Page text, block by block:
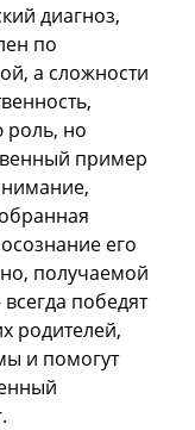
диагноз,
по
а сложности
роль, но
пример
его
получаемой
победят
родителей,
и помогут